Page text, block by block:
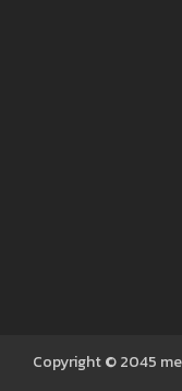
Copyright © 2045